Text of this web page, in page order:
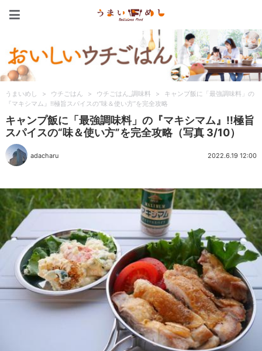
うまいめし > ウチごはん > ウチごはん_調味料 >
キャンプ飯に「最強調味料」の
『マキシマム』!!極旨スパイスの“味＆使い方”を完全攻略
キャンプ飯に「最強調味料」の『マキシマム』!!極旨
スパイスの“味＆使い方”を完全攻略（写真 3/10）
adacharu 2022.6.19 12:00